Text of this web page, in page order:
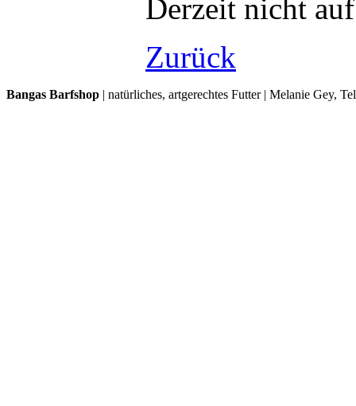
Derzeit nicht
Zurück
Bangas Barfshop | natürliches, artgerechtes Futter | Melanie Gey,